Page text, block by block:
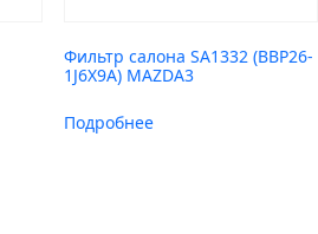
Фильтр салона SA1332 (BBP26-
1J6X9A) MAZDA3
Подробнее